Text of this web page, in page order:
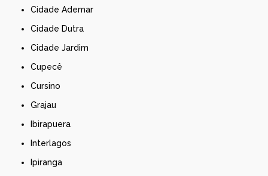
Cidade Ademar
Cidade Dutra
Cidade Jardim
Cupecê
Cursino
Grajau
Ibirapuera
Interlagos
Ipiranga